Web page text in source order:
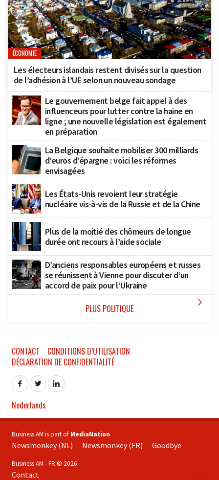
ÉCONOMIE
Les électeurs islandais restent divisés sur la question
de l’adhésion à l’UE selon un nouveau sondage
Le gouvernement belge fait appel à des
influenceurs pour lutter contre la haine en
ligne ; une nouvelle législation est également
en préparation
La Belgique souhaite mobiliser 300 milliards
d’euros d’épargne : voici les réformes
envisagées
Les États-Unis revoient leur stratégie
nucléaire vis-à-vis de la Russie et de la Chine
Plus de la moitié des chômeurs de longue
durée ont recours à l’aide sociale
D’anciens responsables européens et russes
se réunissent à Vienne pour discuter d’un
accord de paix pour l’Ukraine
PLUS POLITIQUE 
CONTACT
CONDITIONS D’UTILISATION
DÉCLARATION DE CONFIDENTIALITÉ
Nederlands
Business AM is part of MediaNation
Newsmonkey (NL) Newsmonkey (FR) Goodbye
Business AM - FR © 2026
Contact